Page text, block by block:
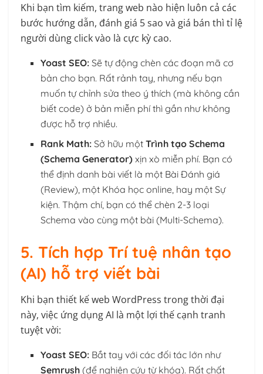
Khi bạn tìm kiếm, trang web nào hiện luôn cả các
bước hướng dẫn, đánh giá 5 sao và giá bán thì tỉ lệ
người dùng click vào là cực kỳ cao.
Yoast SEO: Sẽ tự động chèn các đoạn mã cơ
bản cho bạn. Rất rảnh tay, nhưng nếu bạn
muốn tự chỉnh sửa theo ý thích (mà không cần
biết code) ở bản miễn phí thì gần như không
được hỗ trợ nhiều.
Rank Math: Sở hữu mộtTrình tạo Schema
(Schema Generator) xịn xò miễn phí. Bạn có
thể định danh bài viết là một Bài Đánh giá
(Review), một Khóa học online, hay một Sự
kiện. Thậm chí, bạn có thể chèn 2-3 loại
Schema vào cùng một bài (Multi-Schema).
5. Tích hợp Trí tuệ nhân tạo
(AI) hỗ trợ viết bài
Khi bạn thiết kế web WordPress trong thời đại
này, việc ứng dụng AI là một lợi thế cạnh tranh
tuyệt vời:
Yoast SEO: Bắt tay với các đối tác lớn như
Semrush (để nghiên cứu từ khóa). Rất chất